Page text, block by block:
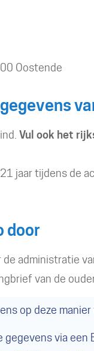
Oostende
Vul ook het
jaar tijdens de
door
administratie
van de
op deze
gegevens via